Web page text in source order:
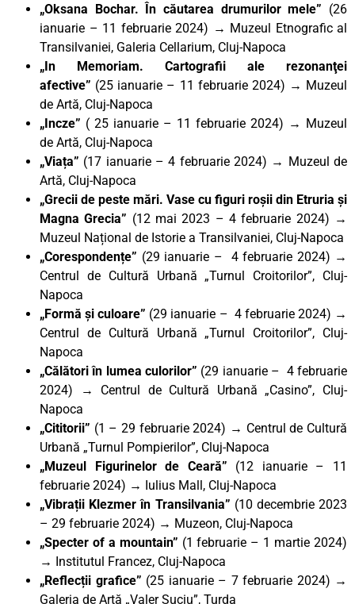
„Oksana Bochar. În căutarea drumurilor mele” (26
ianuarie – 11 februarie 2024) → Muzeul Etnografic al
Transilvaniei, Galeria Cellarium, Cluj-Napoca
„In Memoriam. Cartografii ale rezonanţei
afective” (25 ianuarie – 11 februarie 2024) → Muzeul
de Artă, Cluj-Napoca
„Incze” ( 25 ianuarie – 11 februarie 2024) → Muzeul
de Artă, Cluj-Napoca
„Viața” (17 ianuarie – 4 februarie 2024) → Muzeul de
Artă, Cluj-Napoca
„Grecii de peste mări. Vase cu figuri roșii din Etruria și
Magna Grecia” (12 mai 2023 – 4 februarie 2024) →
Muzeul Național de Istorie a Transilvaniei, Cluj-Napoca
„Corespondențe” (29 ianuarie – 4 februarie 2024) →
Centrul de Cultură Urbană „Turnul Croitorilor”, Cluj-
Napoca
„Formă și culoare” (29 ianuarie – 4 februarie 2024) →
Centrul de Cultură Urbană „Turnul Croitorilor”, Cluj-
Napoca
„Călători în lumea culorilor” (29 ianuarie – 4 februarie
2024) → Centrul de Cultură Urbană „Casino”, Cluj-
Napoca
„Cititorii” (1 – 29 februarie 2024) → Centrul de Cultură
Urbană „Turnul Pompierilor”, Cluj-Napoca
„Muzeul Figurinelor de Ceară” (12 ianuarie – 11
februarie 2024) → Iulius Mall, Cluj-Napoca
„Vibrații Klezmer în Transilvania” (10 decembrie 2023
– 29 februarie 2024) → Muzeon, Cluj-Napoca
„Specter of a mountain” (1 februarie – 1 martie 2024)
→ Institutul Francez, Cluj-Napoca
„Reflecții grafice” (25 ianuarie – 7 februarie 2024) →
Galeria de Artă „Valer Suciu”, Turda